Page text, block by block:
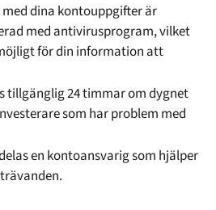
dina kontouppgifter är
med antivirusprogram, vilket
för din information att
tillgänglig 24 timmar om dygnet
som har problem med
en kontoansvarig som hjälper